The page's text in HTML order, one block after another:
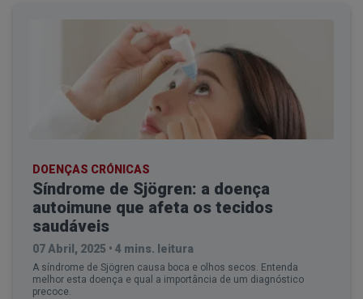
DOENÇAS CRÓNICAS
Síndrome de Sjögren: a doença
autoimune que afeta os tecidos
saudáveis
07 Abril, 2025 • 4 mins. leitura
A síndrome de Sjögren causa boca e olhos secos. Entenda
melhor esta doença e qual a importância de um diagnóstico
precoce.